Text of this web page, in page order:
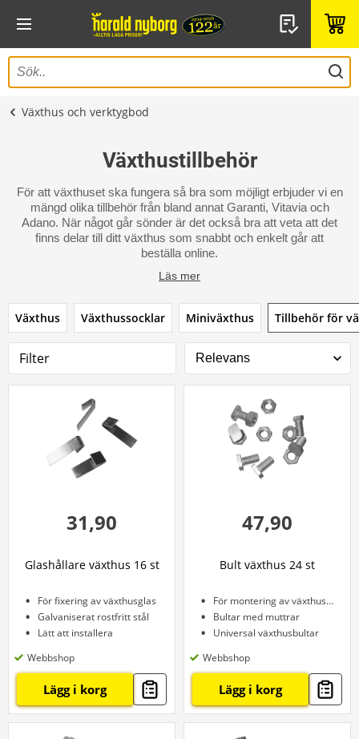
Växthus och verktygbod
Växthustillbehör
För att växthuset ska fungera så bra som möjligt erbjuder vi en
mängd olika tillbehör från bland annat Garanti, Vitavia och
Adano. När något går sönder är det också bra att veta att det
finns delar till ditt växthus som snabbt och enkelt går att
beställa online.
Läs mer
Växthus Växthussocklar Miniväxthus Tillbehör för
Filter
31,90
Glashållare växthus 16 st
För fixering av växthusglas
Galvaniserat rostfritt stål
Lätt att installera
Webbshop
Lägg i korg
47,90
Bult växthus 24 st
För montering av växthusprofiler
Bultar med muttrar
Universal växthusbultar
Webbshop
Lägg i korg